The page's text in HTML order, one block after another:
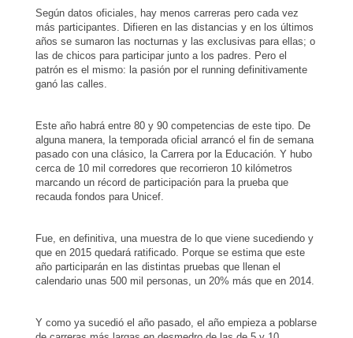
Según datos oficiales, hay menos carreras pero cada vez
más participantes. Difieren en las distancias y en los últimos
años se sumaron las nocturnas y las exclusivas para ellas; o
las de chicos para participar junto a los padres. Pero el
patrón es el mismo: la pasión por el running definitivamente
ganó las calles.
Este año habrá entre 80 y 90 competencias de este tipo. De
alguna manera, la temporada oficial arrancó el fin de semana
pasado con una clásico, la Carrera por la Educación. Y hubo
cerca de 10 mil corredores que recorrieron 10 kilómetros
marcando un récord de participación para la prueba que
recauda fondos para Unicef.
Fue, en definitiva, una muestra de lo que viene sucediendo y
que en 2015 quedará ratificado. Porque se estima que este
año participarán en las distintas pruebas que llenan el
calendario unas 500 mil personas, un 20% más que en 2014.
Y como ya sucedió el año pasado, el año empieza a poblarse